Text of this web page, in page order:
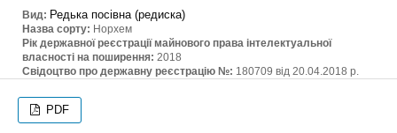
Вид: Редька посівна (редиска)
Назва сорту: Норхем
Рік державної реєстрації майнового права інтелектуальної
власності на поширення: 2018
Свідоцтво про державну реєстрацію №: 180709 від 20.04.2018 р.
PDF